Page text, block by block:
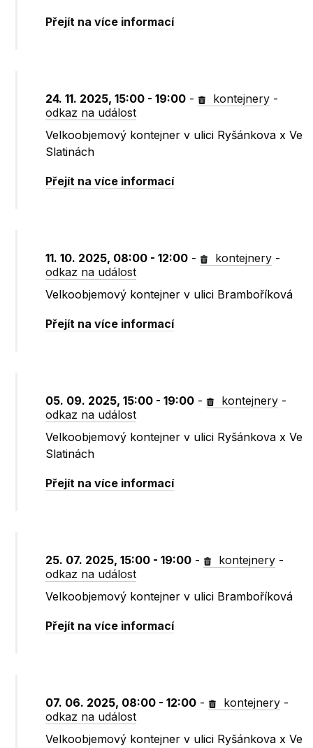
Přejít na více informací
24. 11. 2025, 15:00 - 19:00 - kontejnery -
odkaz na událost
Velkoobjemový kontejner v ulici Ryšánkova x Ve
Slatinách
Přejít na více informací
11. 10. 2025, 08:00 - 12:00 - kontejnery -
odkaz na událost
Velkoobjemový kontejner v ulici Bramboříková
Přejít na více informací
05. 09. 2025, 15:00 - 19:00 - kontejnery -
odkaz na událost
Velkoobjemový kontejner v ulici Ryšánkova x Ve
Slatinách
Přejít na více informací
25. 07. 2025, 15:00 - 19:00 - kontejnery -
odkaz na událost
Velkoobjemový kontejner v ulici Bramboříková
Přejít na více informací
07. 06. 2025, 08:00 - 12:00 - kontejnery -
odkaz na událost
Velkoobjemový kontejner v ulici Ryšánkova x Ve